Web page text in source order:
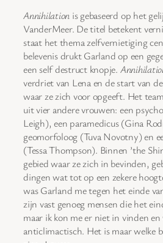
Annihilation is gebaseerd op het
VanderMeer. De titel betekent
staat het thema zelfvernietiging
belevenis drukt Garland op een
een self destruct knopje.
verdriet van Lena en de start van
waar ze zich voor opgeeft. Het
uit vier andere vrouwen: een
Leigh), een paramedicus (Gina
geomorfoloog (Tuva Novotny) en
(Tessa Thompson). Binnen ’the
gebied waar ze zich in bevinden,
dingen wat tot op een zekere
was Garland me tegen het einde
zijn vast genoeg mensen die het
maar ik kon me er niet in vinden
anticlimactisch. Het is maar welke